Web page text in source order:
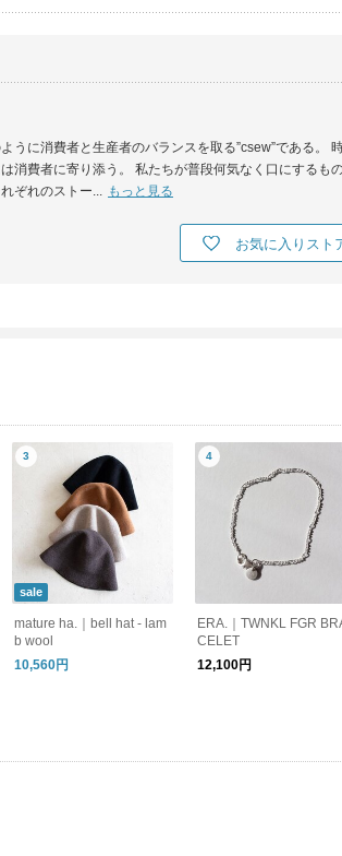
うに消費者と生産者のバランスを取る”csew”である。
消費者に寄り添う。 私たちが普段何気なく口にするも
ぞれのストー... もっと見る
お気に入りスト
sale
mature ha.｜bell hat - lam
b wool
10,560円
ERA.｜TWNKL FGR
CELET
12,100円